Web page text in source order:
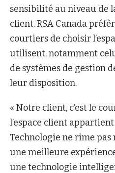
sensibilité au niveau de
client. RSA Canada
courtiers de choisir
utilisent, notamment
de systèmes de gestion
leur disposition.
« Notre client, c’est le
l’espace client
Technologie ne rime pas
une meilleure
une technologie